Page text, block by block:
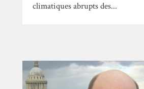
climatiques abrupts des...